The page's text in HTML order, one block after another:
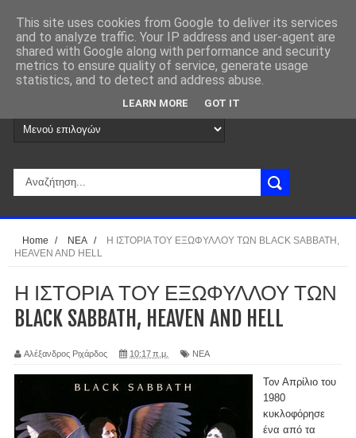
Home / ΝΕΑ /
Η ΙΣΤΟΡΙΑ ΤΟΥ ΕΞΩΦΥΛΛΟΥ ΤΩΝ BLACK SABBATH,
HEAVEN AND HELL
Η ΙΣΤΟΡΙΑ ΤΟΥ ΕΞΩΦΥΛΛΟΥ ΤΩΝ
BLACK SABBATH, HEAVEN AND HELL
Αλέξανδρος Ριχάρδος 10:17 π.μ. ΝΕΑ
Τον Απρίλιο του
1980
κυκλοφόρησε
ένα από τα
This site uses cookies from Google to deliver its services
and to analyze traffic. Your IP address and user-agent are
shared with Google along with performance and security
metrics to ensure quality of service, generate usage
statistics, and to detect and address abuse.
LEARN MORE GOT IT